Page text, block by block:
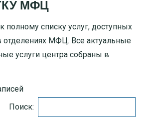
МФЦ
полному списку услуг, доступных
отделениях МФЦ. Все актуальные
услуги центра собраны в
Поиск: